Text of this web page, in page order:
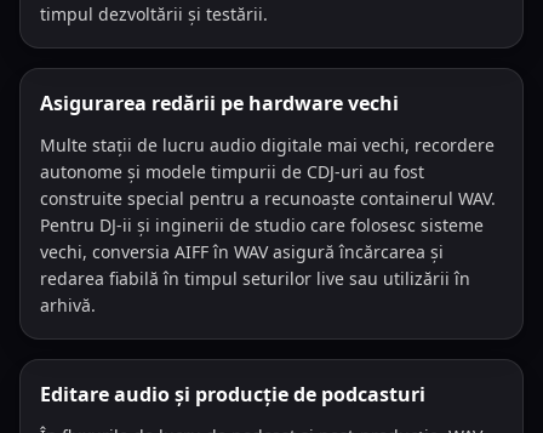
timpul dezvoltării și testării.
Asigurarea redării pe hardware vechi
Multe stații de lucru audio digitale mai vechi, recordere
autonome și modele timpurii de CDJ-uri au fost
construite special pentru a recunoaște containerul WAV.
Pentru DJ-ii și inginerii de studio care folosesc sisteme
vechi, conversia AIFF în WAV asigură încărcarea și
redarea fiabilă în timpul seturilor live sau utilizării în
arhivă.
Editare audio și producție de podcasturi